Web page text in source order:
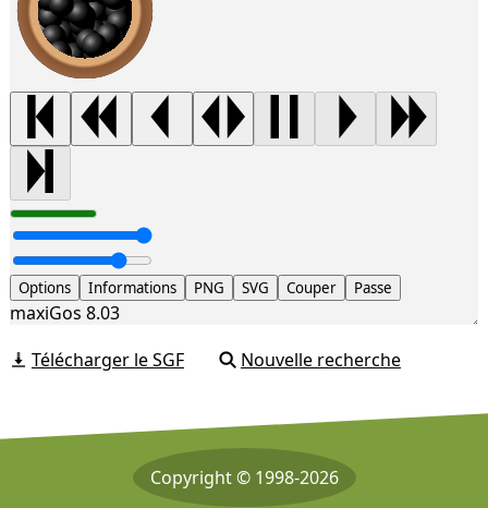
Options Informations PNG SVG Couper Passe
maxiGos 8.03
Télécharger le SGF
Nouvelle recherche
Copyright © 1998-2026